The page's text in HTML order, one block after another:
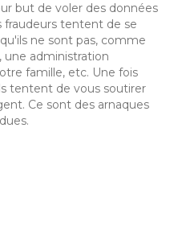
but de voler des données
fraudeurs tentent de se
ne sont pas, comme
une administration
famille, etc. Une fois
tentent de vous soutirer
Ce sont des arnaques